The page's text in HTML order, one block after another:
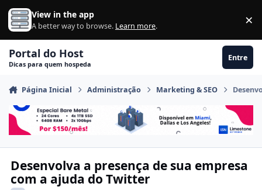
Ir para conteúdo
View in the app
A better way to browse. Learn more. ×
Portal do Host
Dicas para quem hospeda
Entre
Página Inicial Administração Marketing & SEO
Desenvolva a presença de sua empresa
com a ajuda do Twitter